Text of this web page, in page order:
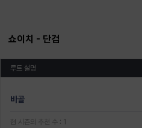
쇼이치 - 단검
루트 설명
바골
현 시즌의 추천 수 : 1